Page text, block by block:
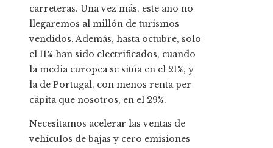
carreteras. Una vez más, este año no
llegaremos al millón de turismos
vendidos. Además, hasta octubre, solo
el 11% han sido electrificados, cuando
la media europea se sitúa en el 21%, y
la de Portugal, con menos renta per
cápita que nosotros, en el 29%.
Necesitamos acelerar las ventas de
vehículos de bajas y cero emisiones